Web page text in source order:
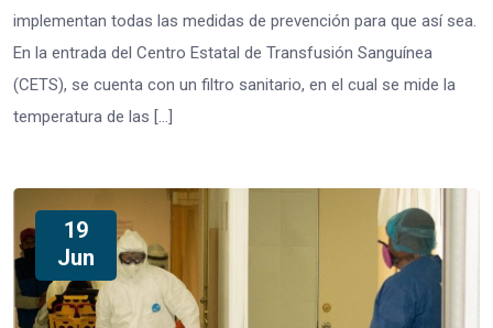
implementan todas las medidas de prevención para que así sea.
En la entrada del Centro Estatal de Transfusión Sanguínea
(CETS), se cuenta con un filtro sanitario, en el cual se mide la
temperatura de las […]
19
Jun